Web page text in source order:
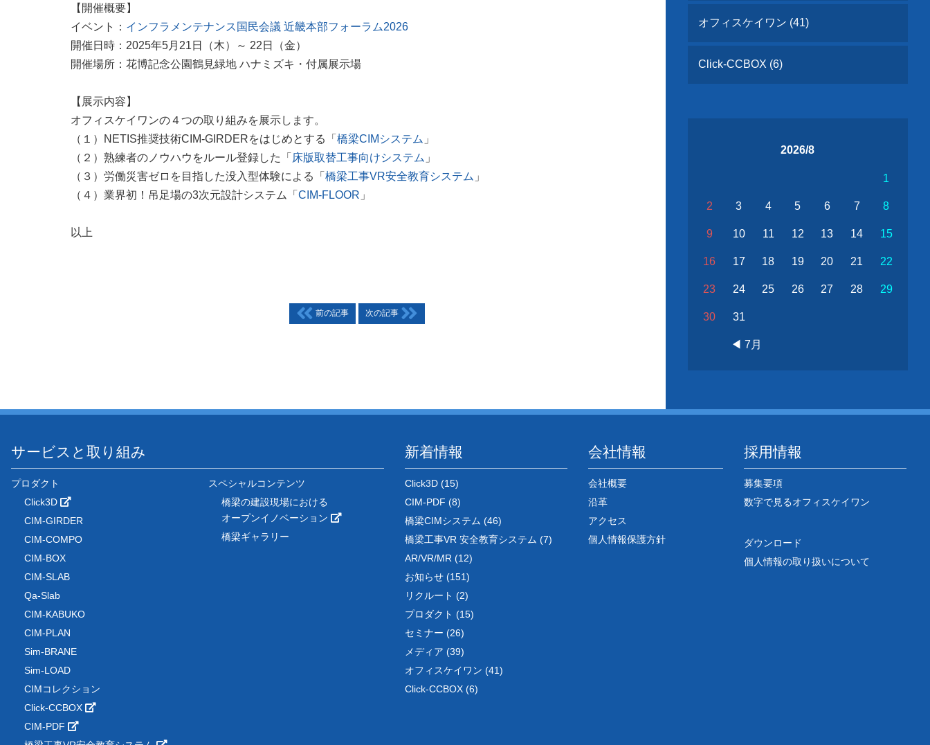
【開催概要】
イベント： インフラメンテナンス国民会議 近畿本部フォーラム2026
開催日時：2025年5月21日（木）～ 22日（金）
開催場所：花博記念公園鶴見緑地 ハナミズキ・付属展示場
【展示内容】
オフィスケイワンの４つの取り組みを展示します。
（１）NETIS推奨技術CIM-GIRDERをはじめとする「 橋梁CIMシステム 」
（２）熟練者のノウハウをルール登録した「 床版取替工事向けシステム 」
（３）労働災害ゼロを目指した没入型体験による「 橋梁工事VR安全教育システム 」
（４）業界初！吊足場の3次元設計システム「 CIM-FLOOR 」
以上
前の記事 次の記事
オフィスケイワン (41)
Click-CCBOX (6)
2026/8
1
2 3 4 5 6 7 8
9 10 11 12 13 14 15
16 17 18 19 20 21 22
23 24 25 26 27 28 29
30 31
◀ 7月
サービスと取り組み
プロダクト
Click3D
CIM-GIRDER
CIM-COMPO
CIM-BOX
CIM-SLAB
Qa-Slab
CIM-KABUKO
CIM-PLAN
Sim-BRANE
Sim-LOAD
CIMコレクション
Click-CCBOX
CIM-PDF
スペシャルコンテンツ
橋梁の建設現場における
オープンイノベーション
橋梁ギャラリー
新着情報
Click3D (15)
CIM-PDF (8)
橋梁CIMシステム (46)
橋梁工事VR 安全教育システム (7)
AR/VR/MR (12)
お知らせ (151)
リクルート (2)
プロダクト (15)
セミナー (26)
メディア (39)
オフィスケイワン (41)
Click-CCBOX (6)
会社情報
会社概要
沿革
アクセス
個人情報保護方針
採用情報
募集要項
数字で見るオフィスケイワン
ダウンロード
個人情報の取り扱いについて